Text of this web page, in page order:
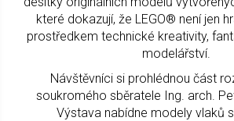
které dokazují, že LEGO® není jen
prostředkem technické kreativity,
modelářství.
Návštěvníci si prohlédnou část
soukromého sběratele Ing. arch.
Výstava nabídne modely vlaků